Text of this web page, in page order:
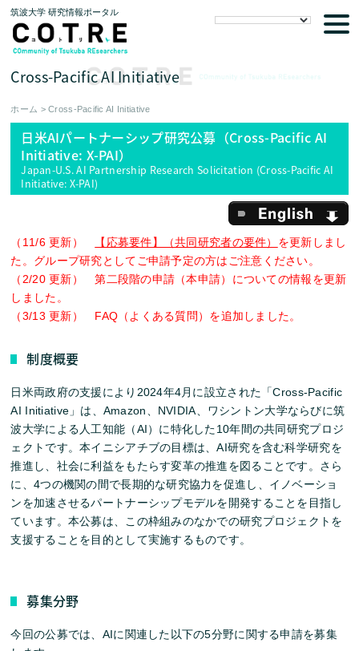
筑波大学 研究情報ポータル
Cross-Pacific AI Initiative
ホーム >Cross-Pacific AI Initiative
日米AIパートナーシップ研究公募（Cross-Pacific AI
Initiative: X-PAI）
Japan-U.S. AI Partnership Research Solicitation (Cross-Pacific AI
Initiative: X-PAI)
（11/6 更新） 【応募要件】（共同研究者の要件） を更新しまし
た。グループ研究としてご申請予定の方はご注意ください。
（2/20 更新） 第二段階の申請（本申請）についての情報を更新
しました。
（3/13 更新） FAQ（よくある質問）を追加しました。
制度概要
日米両政府の支援により2024年4月に設立された「Cross-Pacific
AI Initiative」は、Amazon、NVIDIA、ワシントン大学ならびに筑
波大学による人工知能（AI）に特化した10年間の共同研究プロジ
ェクトです。本イニシアチブの目標は、AI研究を含む科学研究を
推進し、社会に利益をもたらす変革の推進を図ることです。さら
に、4つの機関の間で長期的な研究協力を促進し、イノベーショ
ンを加速させるパートナーシップモデルを開発することを目指し
ています。本公募は、この枠組みのなかでの研究プロジェクトを
支援することを目的として実施するものです。
募集分野
今回の公募では、AIに関連した以下の5分野に関する申請を募集